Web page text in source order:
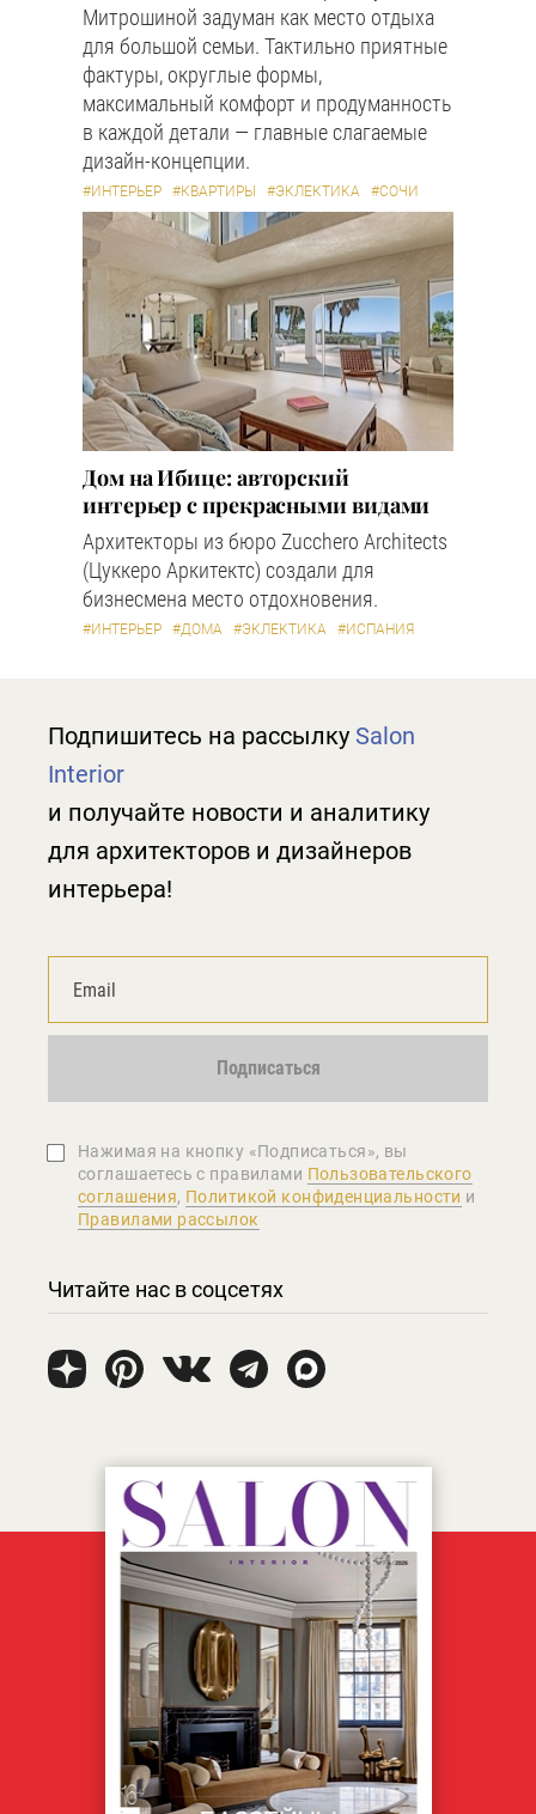
Митрошиной задуман как место отдыха
для большой семьи. Тактильно приятные
фактуры, округлые формы,
максимальный комфорт и продуманность
в каждой детали — главные слагаемые
дизайн-концепции.
#ИНТЕРЬЕР #КВАРТИРЫ #ЭКЛЕКТИКА #СОЧИ
Дом на Ибице: авторский
интерьер с прекрасными видами
Архитекторы из бюро Zucchero Architects
(Цуккеро Аркитектс) создали для
бизнесмена место отдохновения.
#ИНТЕРЬЕР #ДОМА #ЭКЛЕКТИКА #ИСПАНИЯ
Подпишитесь на рассылку Salon
Interior
и получайте новости и аналитику
для архитекторов и дизайнеров
интерьера!
Подписаться
Нажимая на кнопку «Подписаться», вы
соглашаетеcь с правилами Пользовательского
соглашения, Политикой конфиденциальности и
Правилами рассылок
Читайте нас в соцсетях